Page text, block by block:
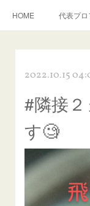
HOME 代表プ
飛び石施工料金につい
当店へのアクセス
【プロ使用】フッ素
欧州車モールの白サビ
飛び石ひび割れでヒビ
2022.10.15
#隣接
す🧐